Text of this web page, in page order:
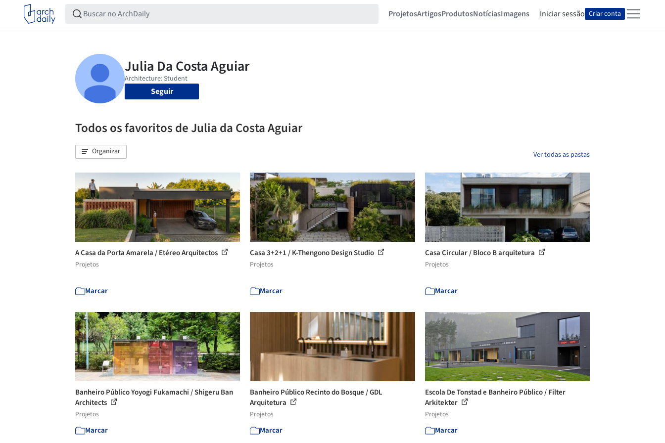
ProjetosArtigosProdutosNotíciasImagens Iniciar sessão Criar conta
Seguir
Todos os favoritos de Julia da Costa Aguiar
Organizar Ver todas as pastas
A Casa da Porta Amarela / Etéreo Arquitectos
Projetos
Marcar
Casa 3+2+1 / K-Thengono Design Studio
Projetos
Marcar
Casa Circular / Bloco B arquitetura
Projetos
Marcar
Banheiro Público Yoyogi Fukamachi / Shigeru Ban
Architects
Projetos
Marcar
Banheiro Público Recinto do Bosque / GDL
Arquitetura
Projetos
Marcar
Escola De Tonstad e Banheiro Público / Filter
Arkitekter
Projetos
Marcar